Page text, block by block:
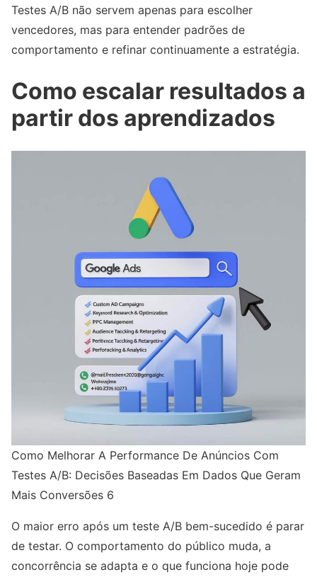
Testes A/B não servem apenas para escolher
vencedores, mas para entender padrões de
comportamento e refinar continuamente a estratégia.
Como escalar resultados a
partir dos aprendizados
Como Melhorar A Performance De Anúncios Com
Testes A/B: Decisões Baseadas Em Dados Que Geram
Mais Conversões 6
O maior erro após um teste A/B bem-sucedido é parar
de testar. O comportamento do público muda, a
concorrência se adapta e o que funciona hoje pode